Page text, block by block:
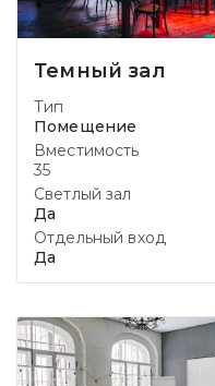
Темный зал
Тип
Помещение
Вместимость
35
Светлый зал
Да
Отдельный вход
Да